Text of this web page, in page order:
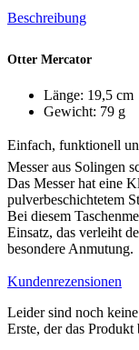
Beschreibung
Otter Mercator
Länge: 19,5 cm
Gewicht: 79 g
Einfach, funktionell
Messer aus Solingen
Das Messer hat eine
pulverbeschichtetem
Bei diesem
Einsatz, das verleiht
besondere Anmutung.
Kundenrezensionen
Leider sind noch
Erste, der das Produkt